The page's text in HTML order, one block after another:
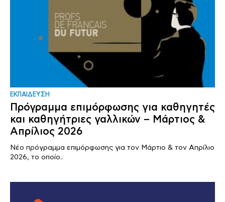
ΕΚΠΑΙΔΕΥΣΗ
Πρόγραμμα επιμόρφωσης για καθηγητές
και καθηγήτριες γαλλικών – Μάρτιος &
Απρίλιος 2026
Νέο πρόγραμμα επιμόρφωσης για τον Μάρτιο & τον Απρίλιο
2026, το οποίο..